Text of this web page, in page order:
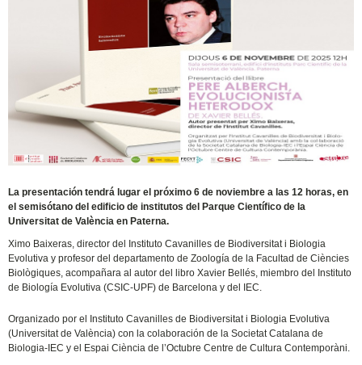
La presentación tendrá lugar el próximo 6 de noviembre a las 12 horas, en
el semisótano del edificio de institutos del Parque Científico de la
Universitat de València en Paterna.
Ximo Baixeras, director del Instituto Cavanilles de Biodiversitat i Biologia
Evolutiva y profesor del departamento de Zoología de la Facultad de Ciències
Biològiques, acompañara al autor del libro Xavier Bellés, miembro del Instituto
de Biología Evolutiva (CSIC-UPF) de Barcelona y del IEC.
Organizado por el Instituto Cavanilles de Biodiversitat i Biologia Evolutiva
(Universitat de València) con la colaboración de la Societat Catalana de
Biologia-IEC y el Espai Ciència de l’Octubre Centre de Cultura Contemporàni.